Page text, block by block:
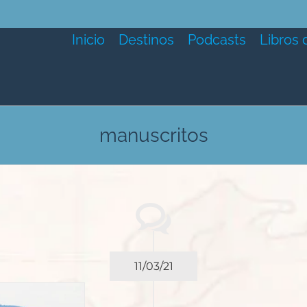
Inicio Destinos Podcasts Libros
manuscritos
11/03/21